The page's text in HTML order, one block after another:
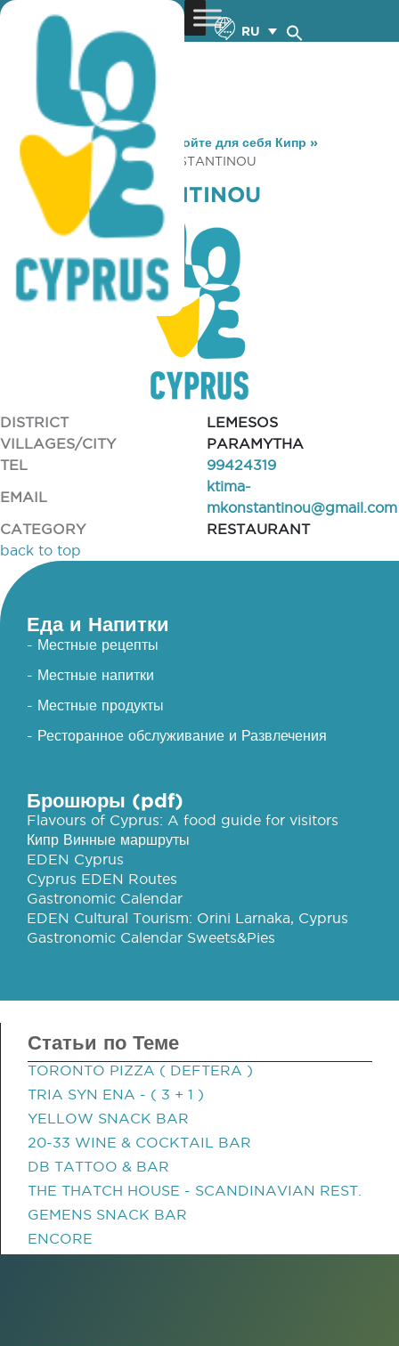
RU
You are here: Home »Откройте для себя Кипр »
Gastronomy
» KTIMA KONSTANTINOU
KTIMA KONSTANTINOU
DISTRICT
LEMESOS
VILLAGES/CITY
PARAMYTHA
TEL
99424319
EMAIL
ktima-
mkonstantinou@gmail.com
CATEGORY
RESTAURANT
back to top
Еда и Напитки
- Местные рецепты
- Местные напитки
- Местные продукты
- Ресторанное обслуживание и Развлечения
Брошюры (pdf)
Flavours of Cyprus: A food guide for visitors
Кипр Винные маршруты
EDEN Cyprus
Cyprus EDEN Routes
Gastronomic Calendar
EDEN Cultural Tourism: Orini Larnaka, Cyprus
Gastronomic Calendar Sweets&Pies
Статьи по Теме
TORONTO PIZZA ( DEFTERA )
TRIA SYN ENA - ( 3 + 1 )
YELLOW SNACK BAR
20-33 WINE & COCKTAIL BAR
DB TATTOO & BAR
THE THATCH HOUSE - SCANDINAVIAN REST.
GEMENS SNACK BAR
ENCORE